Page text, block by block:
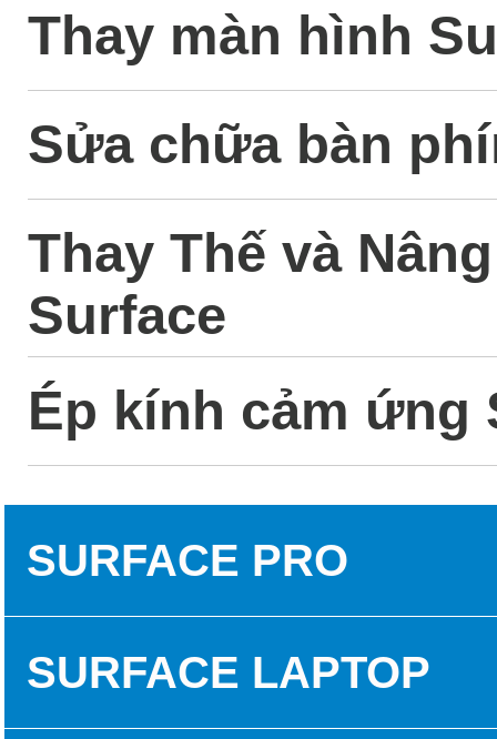
Thay màn hình
Sửa chữa bàn
Thay Thế và
Surface
Ép kính cảm ứng
SURFACE PRO
SURFACE PRO 3
SURFACE LAPTOP